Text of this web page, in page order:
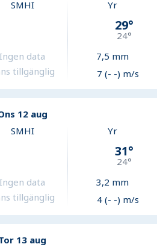
SMHI
Ingen data
tillgänglig
Yr
29°
24°
7,5 mm
7 (- -) m/s
12 aug
SMHI
Ingen data
tillgänglig
Yr
31°
24°
3,2 mm
4 (- -) m/s
13 aug